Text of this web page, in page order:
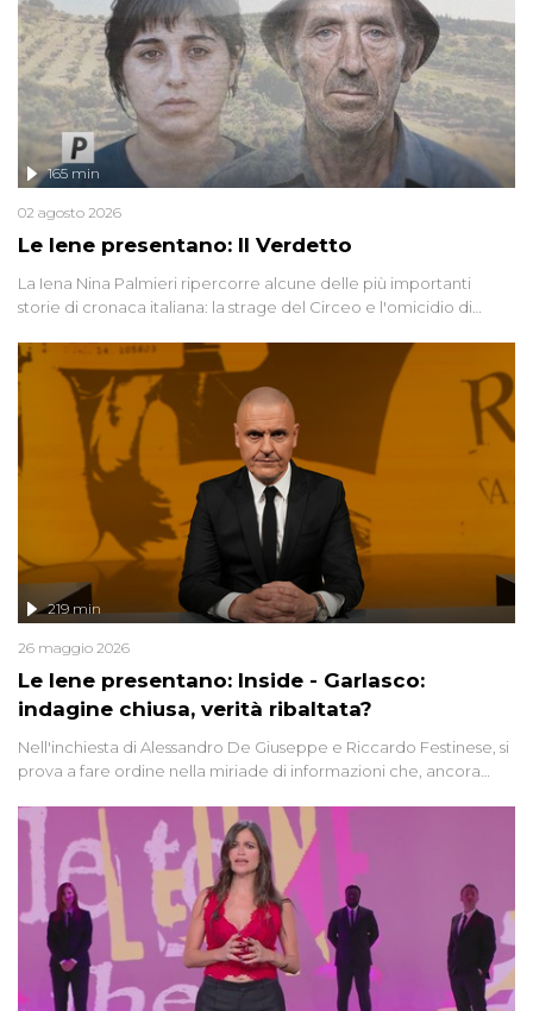
Le Iene presentano: Il Verdetto
165 min
02 agosto 2026
La Iena Nina Palmieri ripercorre alcune delle più importanti
storie di cronaca italiana: la strage del Circeo e l'omicidio di
Le Iene presentano: Inside - Garlasco:
indagine chiusa, verità ribaltata?
219 min
26 maggio 2026
Nell'inchiesta di Alessandro De Giuseppe e Riccardo Festinese, si
prova a fare ordine nella miriade di informazioni che, ancora
giudiziarie più discusse degli ultimi anni. Lo speciale ricostruisce la
vicenda mettendo in fila testimonianze, errori, dettagli
controversi e i protagonisti di un'indagine che sembra non avere
fine.